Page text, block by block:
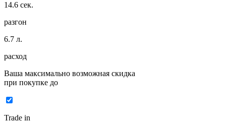
14.6 сек.
разгон
6.7 л.
расход
Ваша максимально возможная скидка
при покупке до
Trade in